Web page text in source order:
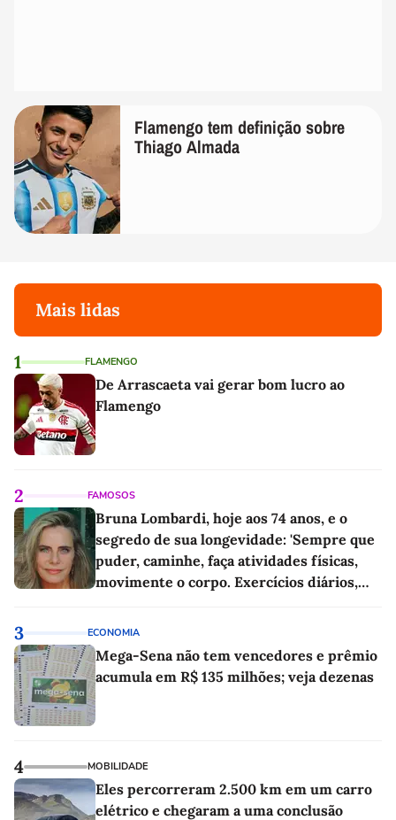
Flamengo tem definição sobre
Thiago Almada
Mais lidas
1 FLAMENGO
De Arrascaeta vai gerar bom lucro ao
Flamengo
2 FAMOSOS
Bruna Lombardi, hoje aos 74 anos, e o
segredo de sua longevidade: 'Sempre que
puder, caminhe, faça atividades físicas,
movimente o corpo. Exercícios diários,
3 ECONOMIA
Mega-Sena não tem vencedores e prêmio
acumula em R$ 135 milhões; veja dezenas
4 MOBILIDADE
Eles percorreram 2.500 km em um carro
elétrico e chegaram a uma conclusão